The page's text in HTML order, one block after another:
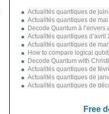
Actualités quantiques de
Actualités quantiques de mai
Decode Quantum à
Actualités quantiques d’avril
Actualités quantiques de
How to compare logical
Decode Quantum with
Actualités quantiques de
Actualités quantiques de
Actualités quantiques de
Free